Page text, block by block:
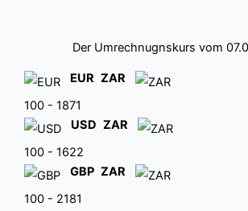
Der Umrechnugnskurs vom
EUR ZAR
100 - 1871
USD ZAR
100 - 1622
GBP ZAR
100 - 2181